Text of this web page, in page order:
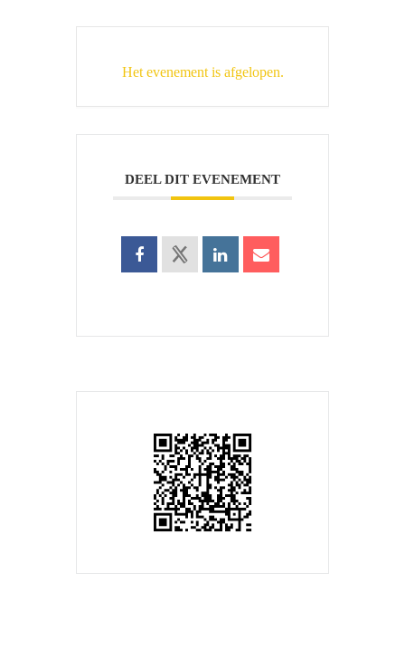
Het evenement is afgelopen.
DEEL DIT EVENEMENT